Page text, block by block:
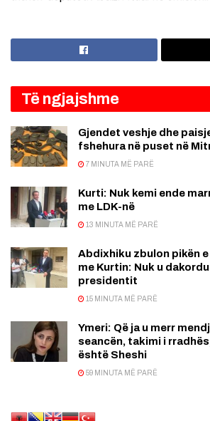
Të ngjajshme
Gjendet veshje dhe
fshehura në puset në
7 MINUTA MË PARË
Kurti: Nuk kemi ende
me LDK-në
13 MINUTA MË PARË
Abdixhiku zbulon pikën
me Kurtin: Nuk u
presidentit
15 MINUTA MË PARË
Ymeri: Që ja u merr
seancën, takimi i
është Sheshi
59 MINUTA MË PARË